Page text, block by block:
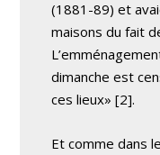
(1881-89) et
maisons du fait
dimanche est
ces lieux» [2].
Et comme dans